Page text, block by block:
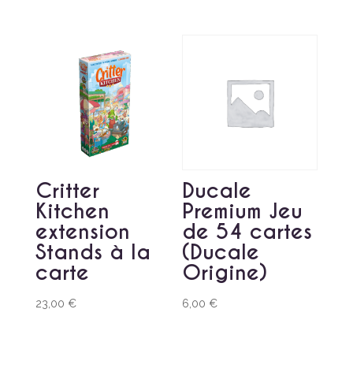
Critter
Kitchen
extension
Stands à la
carte
23,00 €
Ducale
Premium Jeu
de 54 cartes
(Ducale
Origine)
6,00€